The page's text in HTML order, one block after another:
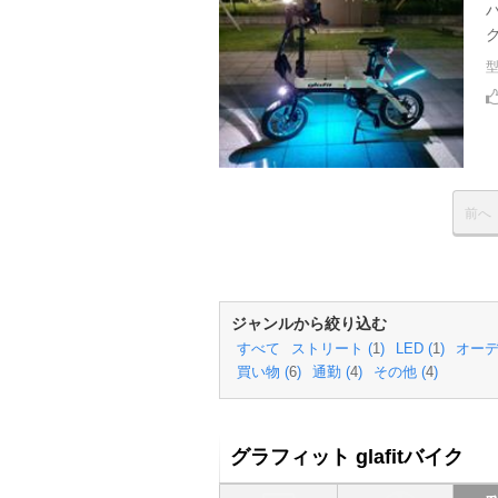
前へ
ジャンルから絞り込む
すべて ストリート (1) LED (1)
オー
買い物 (6) 通勤 (4) その他 (4)
グラフィット glafitバイク